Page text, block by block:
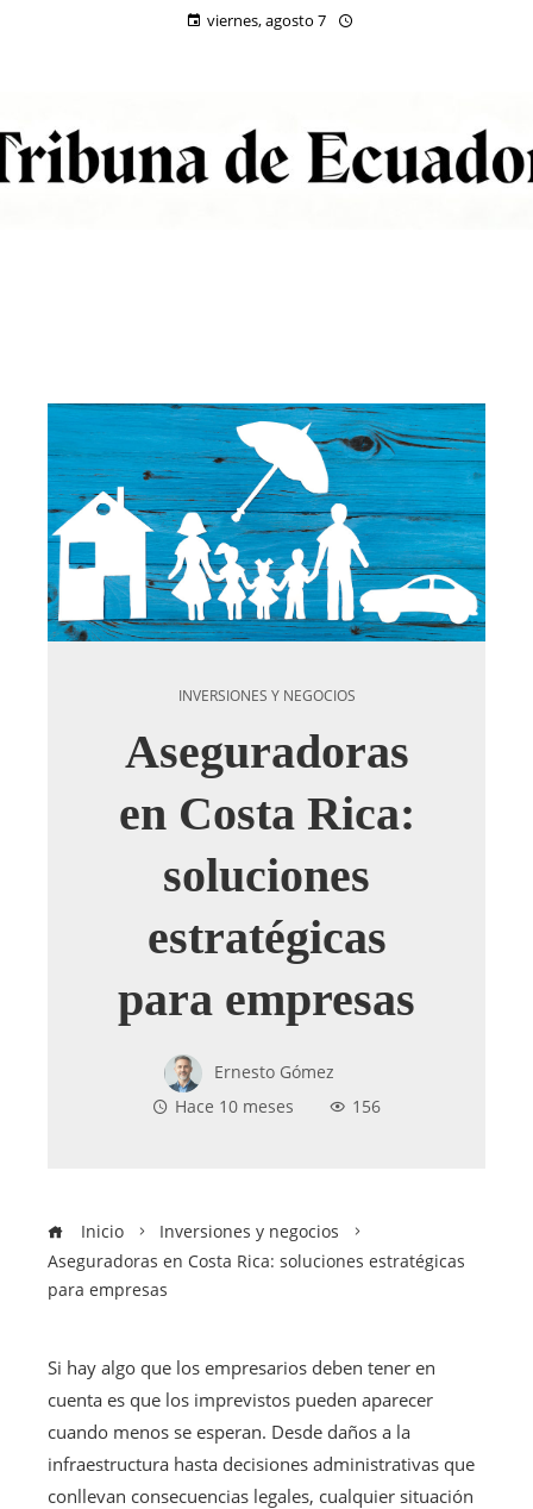
viernes, agosto 7
INVERSIONES Y NEGOCIOS
Aseguradoras
en Costa Rica:
soluciones
estratégicas
para empresas
Ernesto Gómez
Hace 10 meses
156
Inicio
Inversiones y negocios
Aseguradoras en Costa Rica: soluciones estratégicas
para empresas
Si hay algo que los empresarios deben tener en
cuenta es que los imprevistos pueden aparecer
cuando menos se esperan. Desde daños a la
infraestructura hasta decisiones administrativas que
conllevan consecuencias legales, cualquier situación